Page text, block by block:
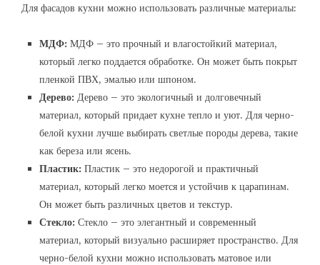
Для фасадов кухни можно использовать различные материалы:
МДФ: МДФ – это прочный и влагостойкий материал,
который легко поддается обработке. Он может быть покрыт
пленкой ПВХ, эмалью или шпоном.
Дерево: Дерево – это экологичный и долговечный
материал, который придает кухне тепло и уют. Для черно-
белой кухни лучше выбирать светлые породы дерева, такие
как береза или ясень.
Пластик: Пластик – это недорогой и практичный
материал, который легко моется и устойчив к царапинам.
Он может быть различных цветов и текстур.
Стекло: Стекло – это элегантный и современный
материал, который визуально расширяет пространство. Для
черно-белой кухни можно использовать матовое или